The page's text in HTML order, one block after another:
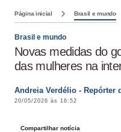
Página inicial Brasil e mundo
Brasil e mundo
Novas medidas do
das mulheres na
Andreia Verdélio - Repórter
20/05/2026 às 16:52
Compartilhar notícia